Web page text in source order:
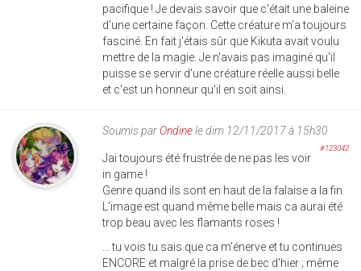
pacifique ! Je devais savoir que c'était une baleine
d'une certaine façon. Cette créature m'a toujours
fasciné. En fait j'étais sûr que Kikuta avait voulu
mettre de la magie. Je n'avais pas imaginé qu'il
puisse se servir d'une créature réelle aussi belle
et c'est un honneur qu'il en soit ainsi.
Soumis parOndinele dim 12/11/2017 à 15h30
#123042
Jai toujours été frustrée de ne pas les voir
in game !
Genre quand ils sont en haut de la falaise a la fin.
L'image est quand même belle mais ca aurai été
trop beau avec les flamants roses !
... tu vois tu sais que ca m'énerve et tu continues
ENCORE et malgré la prise de bec d'hier ; même